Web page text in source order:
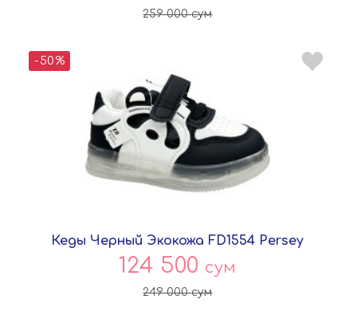
259 000сум
-50%
Кеды Черный Экокожа FD1554 Persey
124 500 сум
249 000сум